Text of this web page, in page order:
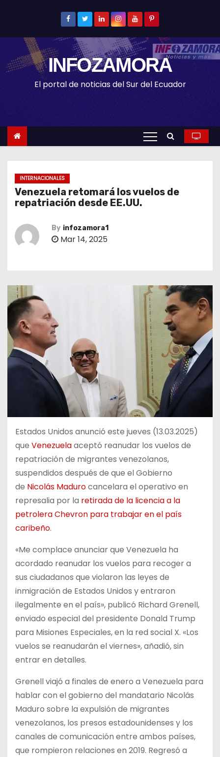
t
e
INFOZAMORA
El portal de noticias del Sur del Ecuador
INTERNACIONALES
Venezuela retomará los vuelos de
repatriación desde EE.UU.
By infozamora1
Mar 14, 2025
Estados Unidos anunció este jueves (13.03.2025)
que Venezuelaaceptó reanudar los vuelos de
repatriación de migrantes venezolanos,
suspendidos después de que el Gobierno
de Nicolás Madurocancelara el operativo en
represalia por la retirada de la licencia a la
petrolera Chevron para trabajar en el país
caribeño.
«Me complace anunciar que Venezuela ha
acordado reanudar los vuelos para recoger a
sus ciudadanos que violaron las leyes de
inmigración de Estados Unidos y entraron
ilegalmente en el país», publicó Richard Grenell,
enviado especial del presidente Donald Trump
para Misiones Especiales, en la red social X. «Los
vuelos se reanudarán el viernes», añadió, sin
entrar en detalles.
Grenell viajó a finales de enero a Venezuela para
hablar con el gobierno del mandatario Nicolás
Maduro sobre la expulsión de migrantes
venezolanos, los presos estadounidenses y los
canales de comunicación entre ambos países,
que rompieron relaciones en 2019. Regresó a